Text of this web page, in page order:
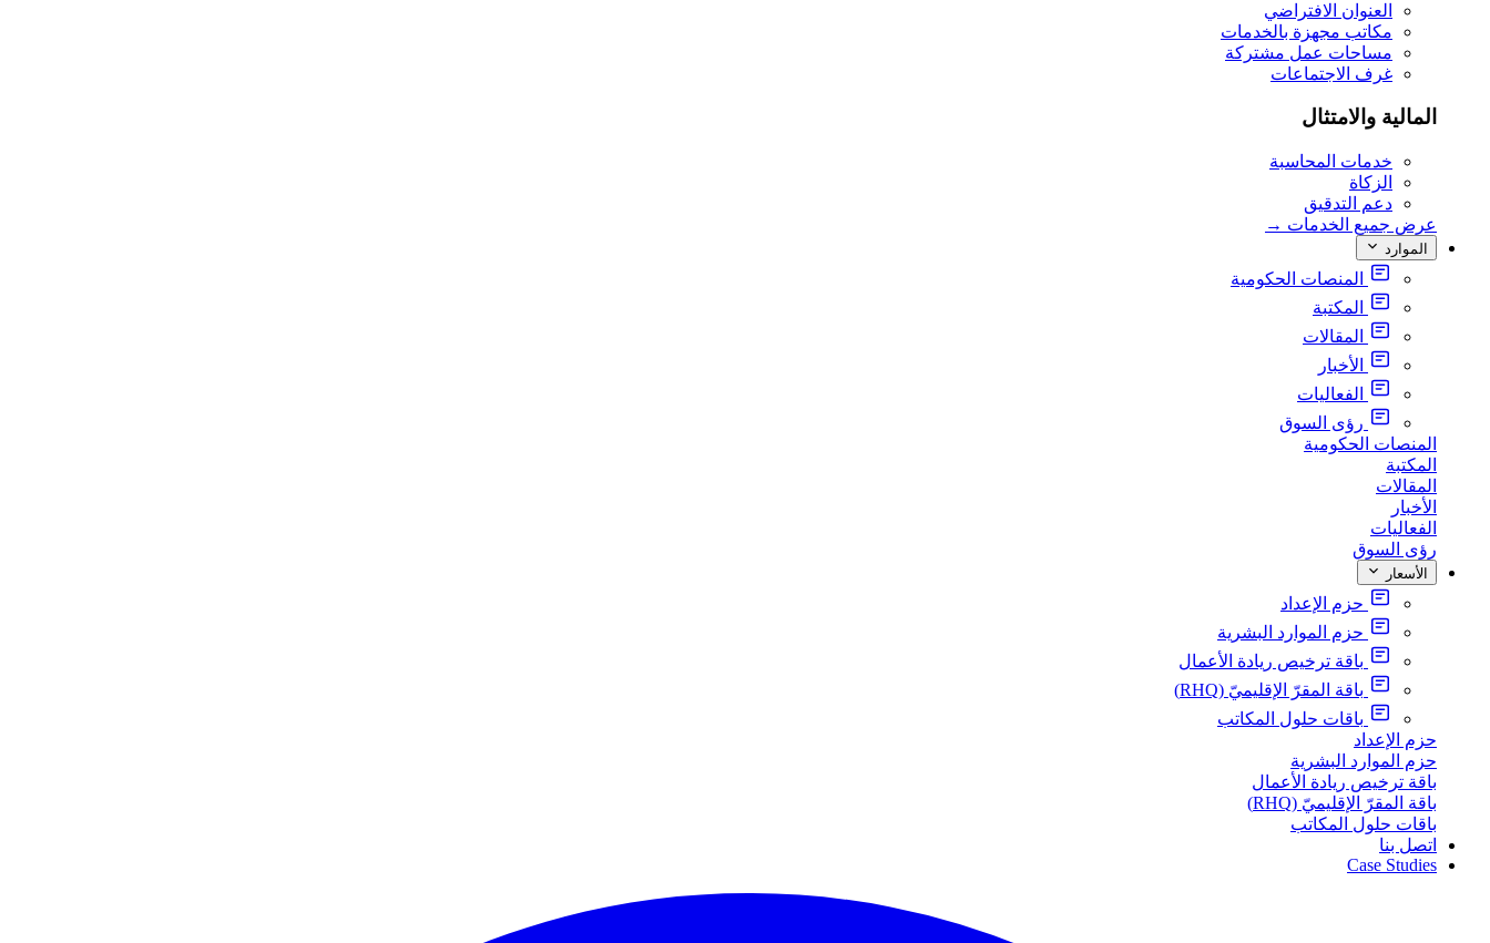
العنوان الافتراضي
مكاتب مجهزة بالخدمات
مساحات عمل مشتركة
غرف الاجتماعات
المالية والامتثال
خدمات المحاسبة
الزكاة
دعم التدقيق
عرض جميع الخدمات →
الموارد
المنصات الحكومية
المكتبة
المقالات
الأخبار
الفعاليات
رؤى السوق
المنصات الحكومية
المكتبة
المقالات
الأخبار
الفعاليات
رؤى السوق
الأسعار
حزم الإعداد
حزم الموارد البشرية
باقة ترخيص ريادة الأعمال
باقة المقرّ الإقليميّ (RHQ)
باقات حلول المكاتب
حزم الإعداد
حزم الموارد البشرية
باقة ترخيص ريادة الأعمال
باقة المقرّ الإقليميّ (RHQ)
باقات حلول المكاتب
اتصل بنا
Case Studies